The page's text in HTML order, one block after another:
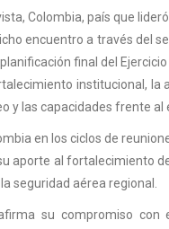
Colombia, país que
encuentro a través del
final del
institucional,
y las capacidades frente
en los ciclos de
aporte al fortalecimiento
seguridad aérea regional.
su compromiso con